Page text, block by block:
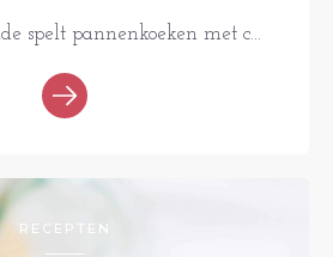
spelt pannenkoeken met c...
RECEPTEN